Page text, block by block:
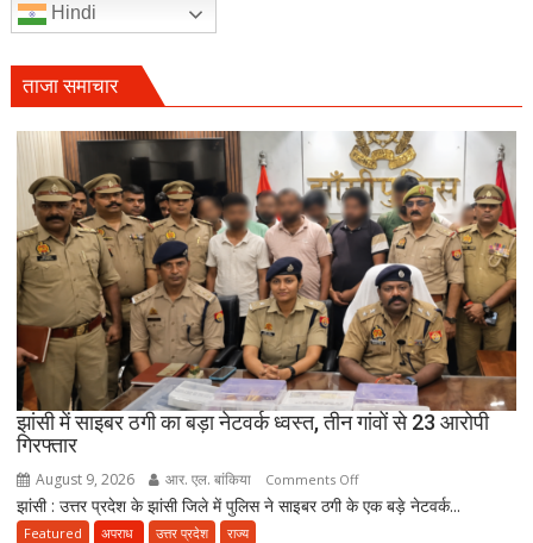
Hindi
ताजा समाचार
झांसी में साइबर ठगी का बड़ा नेटवर्क ध्वस्त, तीन गांवों से 23 आरोपी
गिरफ्तार
August 9, 2026 आर. एल. बांकिया Comments Offon
झांसी
झांसी : उत्तर प्रदेश के झांसी जिले में पुलिस ने साइबर ठगी के एक बड़े नेटवर्क...
Featured अपराध उत्तर प्रदेश राज्य